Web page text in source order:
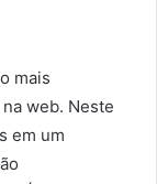
mais
web. Neste
em um